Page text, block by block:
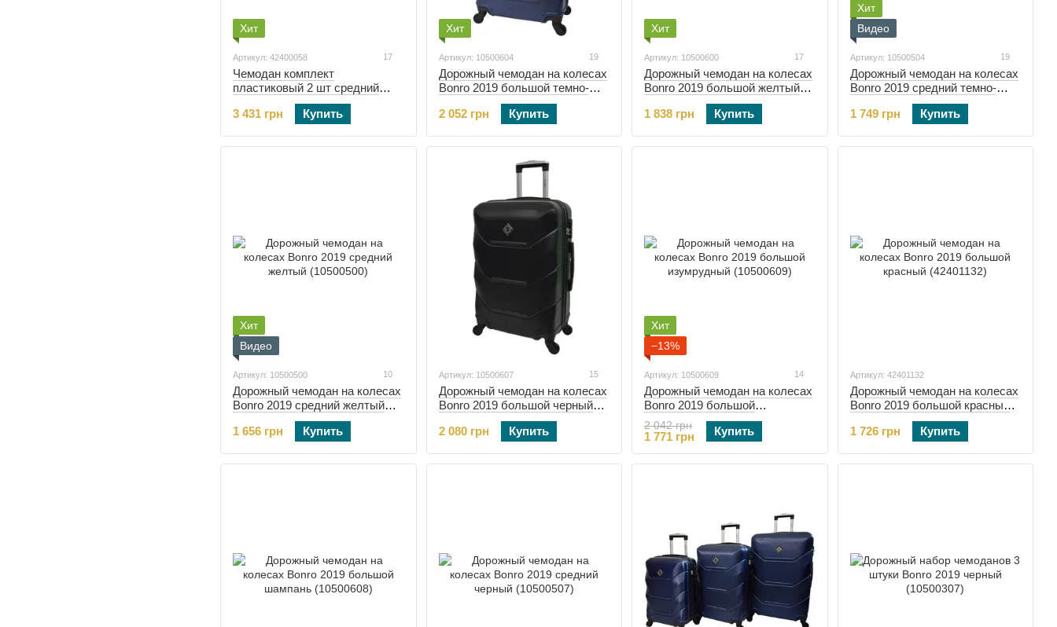
Хит
Артикул: 42400058 17
Чемодан комплект
пластиковый 2 шт средний
большой Bonro 2019 желтый
(42400058)
3 431 грн Купить
Хит
Артикул: 10500604 19
Дорожный чемодан на колесах
Bonro 2019 большой темно-
синий (10500604)
2 052 грн
Купить
Хит
Артикул: 10500600 17
Дорожный чемодан на колесах
Bonro 2019 большой желтый
1 838 грн
Купить
Хит
Видео
Артикул: 10500504 19
Дорожный чемодан на колесах
Bonro 2019 средний темно-
синий (10500504)
1 749 грн
Купить
Хит
Видео
Артикул: 10500500 10
Дорожный чемодан на колесах
Bonro 2019 средний желтый
1 656 грн
Купить
Артикул: 10500607 15
Дорожный чемодан на колесах
Bonro 2019 большой черный
2 080 грн
Купить
Хит
−13%
Артикул: 10500609 14
Дорожный чемодан на колесах
Bonro 2019 большой
изумрудный (10500609)
2 042 грн
1 771 грн Купить
Артикул: 42401132
Дорожный чемодан на колесах
Bonro 2019 большой красный
1 726 грн
Купить